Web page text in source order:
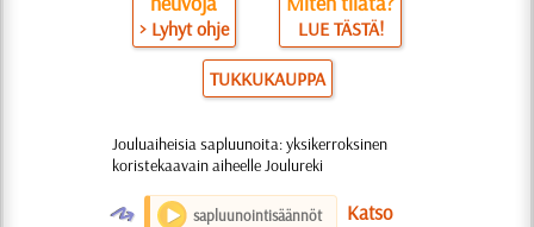
> Lyhyt ohje LUE TÄSTÄ!
TUKKUKAUPPA
Jouluaiheisia sapluunoita: yksikerroksinen
koristekaavain aiheelle Joulureki
O sapluunointisäännöt
Katso